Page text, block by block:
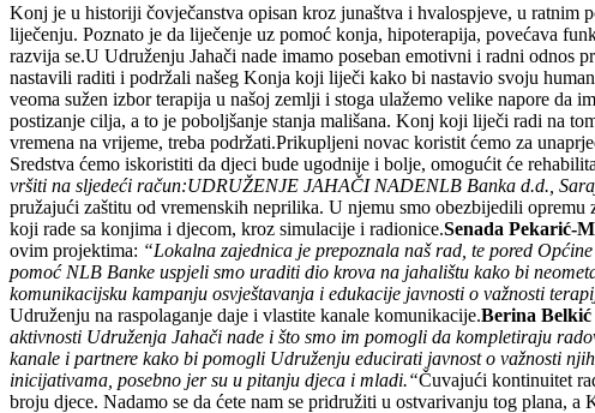
Konj je u historiji čovječanstva opisan kroz junaštva i hvalospjeve, u ratnim
liječenju. Poznato je da liječenje uz pomoć konja, hipoterapija, povećava
razvija se.U Udruženju Jahači nade imamo poseban emotivni i radni odnos
nastavili raditi i podržali našeg Konja koji liječi kako bi nastavio svoju
veoma sužen izbor terapija u našoj zemlji i stoga ulažemo velike napore da
postizanje cilja, a to je poboljšanje stanja mališana. Konj koji liječi radi na
vremena na vrijeme, treba podržati.Prikupljeni novac koristit ćemo za
Sredstva ćemo iskoristiti da djeci bude ugodnije i bolje, omogućit će
vršiti na sljedeći račun:UDRUŽENJE JAHAČI NADENLB Banka d.d.,
pružajući zaštitu od vremenskih neprilika. U njemu smo obezbijedili
koji rade sa konjima i djecom, kroz simulacije i radionice.Senada Pekarić-
ovim projektima: “Lokalna zajednica je prepoznala naš rad, te pored
pomoć NLB Banke uspjeli smo uraditi dio krova na jahalištu kako bi
komunikacijsku kampanju osvještavanja i edukacije javnosti o važnosti
Udruženju na raspolaganje daje i vlastite kanale komunikacije.Berina Belkić
aktivnosti Udruženja Jahači nade i što smo im pomogli da kompletiraju
kanale i partnere kako bi pomogli Udruženju educirati javnost o važnosti
inicijativama, posebno jer su u pitanju djeca i mladi.“Čuvajući kontinuitet
broju djece. Nadamo se da ćete nam se pridružiti u ostvarivanju tog plana,